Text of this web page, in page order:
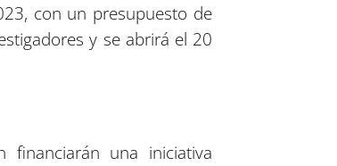
con un presupuesto de
y se abrirá el 20
financiarán una iniciativa